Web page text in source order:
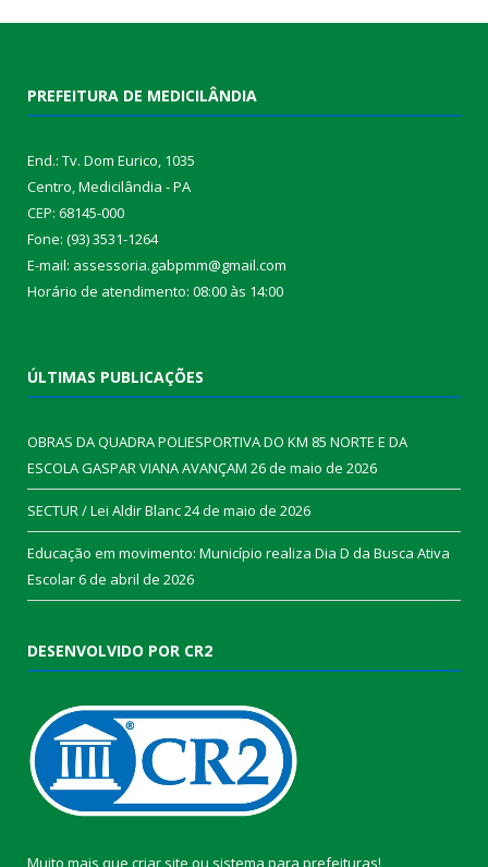
PREFEITURA DE MEDICILÂNDIA
End.: Tv. Dom Eurico, 1035
Centro, Medicilândia - PA
CEP: 68145-000
Fone: (93) 3531-1264
E-mail: assessoria.gabpmm@gmail.com
Horário de atendimento: 08:00 às 14:00
ÚLTIMAS PUBLICAÇÕES
OBRAS DA QUADRA POLIESPORTIVA DO KM 85 NORTE E DA
ESCOLA GASPAR VIANA AVANÇAM 26 de maio de 2026
SECTUR / Lei Aldir Blanc24 de maio de 2026
Educação em movimento: Município realiza Dia D da Busca Ativa
Escolar6 de abril de 2026
DESENVOLVIDO POR CR2
Muito mais que criar site ou sistema para prefeituras!